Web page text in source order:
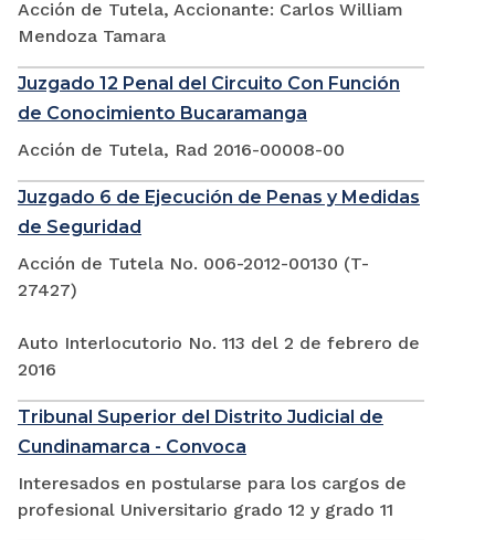
Acción de Tutela, Accionante: Carlos William
Mendoza Tamara
Juzgado 12 Penal del Circuito Con Función
de Conocimiento Bucaramanga
Acción de Tutela, Rad 2016-00008-00
Juzgado 6 de Ejecución de Penas y Medidas
de Seguridad
Acción de Tutela No. 006-2012-00130 (T-
27427)
Auto Interlocutorio No. 113 del 2 de febrero de
2016
Tribunal Superior del Distrito Judicial de
Cundinamarca - Convoca
Interesados en postularse para los cargos de
profesional Universitario grado 12 y grado 11